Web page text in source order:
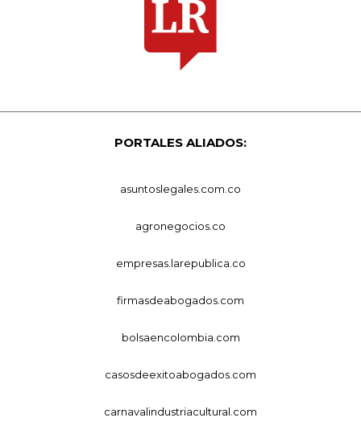
PORTALES ALIADOS:
asuntoslegales.com.co
agronegocios.co
empresas.larepublica.co
firmasdeabogados.com
bolsaencolombia.com
casosdeexitoabogados.com
carnavalindustriacultural.com